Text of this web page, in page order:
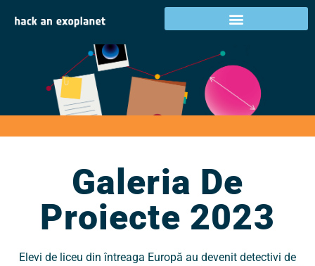
Galeria de proiecte
Galeria De
Proiecte 2023
Elevi de liceu din întreaga Europă au devenit detectivi de